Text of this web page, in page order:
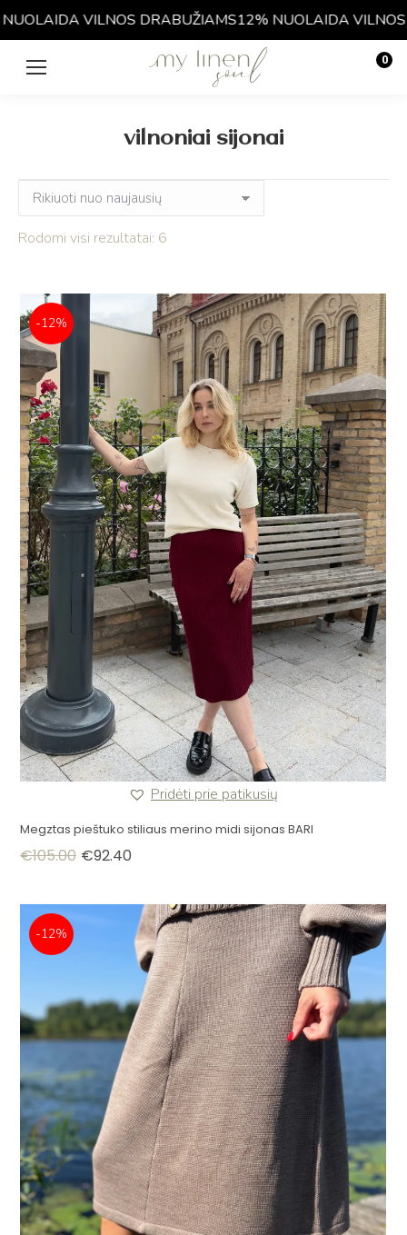
VILNOS DRABUŽIAMS12% NUOLAIDA VILNOS
0
vilnoniai sijonai
Rodomi visi rezultatai: 6
-12%
Pridėti prie patikusių
Megztas pieštuko stiliaus merino midi sijonas BARI
€105.00 €92.40
-12%